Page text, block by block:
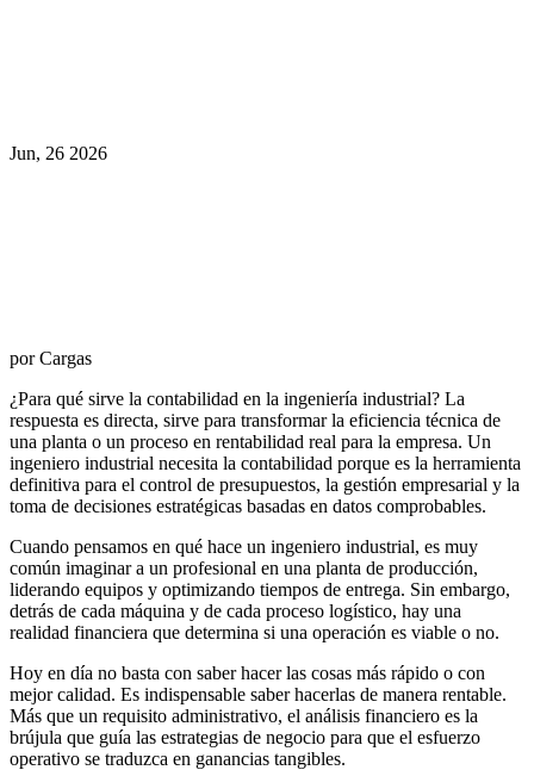
Jun, 26 2026
por Cargas
¿Para qué sirve la contabilidad en la ingeniería industrial? La
respuesta es directa, sirve para transformar la eficiencia técnica de
una planta o un proceso en rentabilidad real para la empresa. Un
ingeniero industrial necesita la contabilidad porque es la herramienta
definitiva para el control de presupuestos, la gestión empresarial y la
toma de decisiones estratégicas basadas en datos comprobables.
Cuando pensamos en qué hace un ingeniero industrial, es muy
común imaginar a un profesional en una planta de producción,
liderando equipos y optimizando tiempos de entrega. Sin embargo,
detrás de cada máquina y de cada proceso logístico, hay una
realidad financiera que determina si una operación es viable o no.
Hoy en día no basta con saber hacer las cosas más rápido o con
mejor calidad. Es indispensable saber hacerlas de manera rentable.
Más que un requisito administrativo, el análisis financiero es la
brújula que guía las estrategias de negocio para que el esfuerzo
operativo se traduzca en ganancias tangibles.